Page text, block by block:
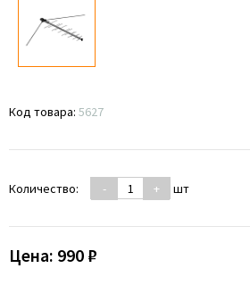
Код товара: 5627
Количество: - + шт
Цена: 990 ₽